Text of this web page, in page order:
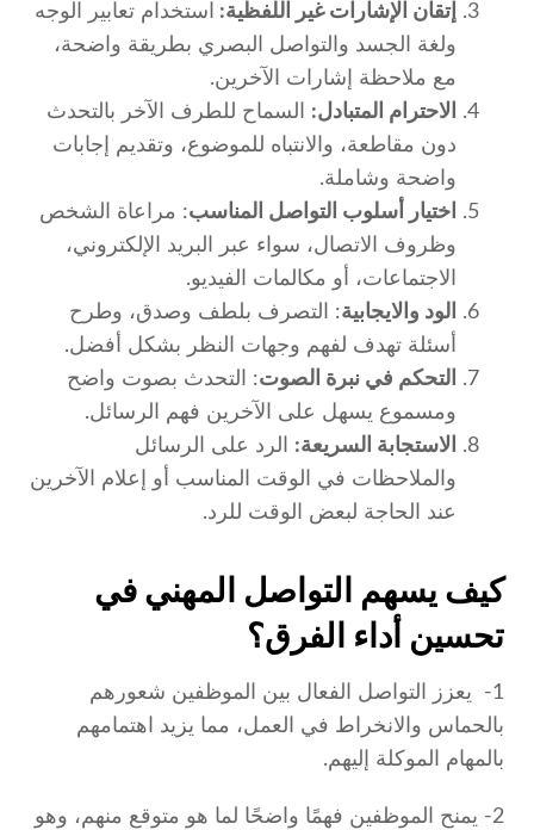
إتقان الإشارات غير اللفظية:
استخدام تعابير الوجه
ولغة الجسد والتواصل البصري بطريقة واضحة،
مع ملاحظة إشارات الآخرين.
الاحترام المتبادل: السماح للطرف الآخر بالتحدث
دون مقاطعة، والانتباه للموضوع، وتقديم إجابات
واضحة وشاملة.
اختيار أسلوب التواصل المناسب: مراعاة الشخص
وظروف الاتصال، سواء عبر البريد الإلكتروني،
الاجتماعات، أو مكالمات الفيديو.
الود والايجابية: التصرف بلطف وصدق، وطرح
أسئلة تهدف لفهم وجهات النظر بشكل أفضل.
التحكم في نبرة الصوت: التحدث بصوت واضح
ومسموع يسهل على الآخرين فهم الرسائل.
الاستجابة السريعة: الرد على الرسائل
والملاحظات في الوقت المناسب أو إعلام الآخرين
عند الحاجة لبعض الوقت للرد.
كيف يسهم التواصل المهني في
تحسين أداء الفرق؟
1- يعزز التواصل الفعال بين الموظفين شعورهم
بالحماس والانخراط في العمل، مما يزيد اهتمامهم
بالمهام الموكلة إليهم.
2- يمنح الموظفين فهمًا واضحًا لما هو متوقع منهم، وهو